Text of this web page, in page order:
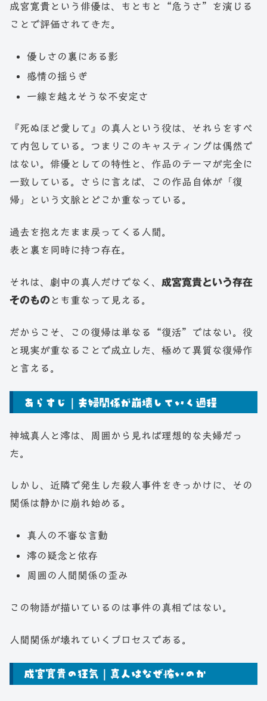
成宮寛貴という俳優は、もともと“危うさ”を演じる
ことで評価されてきた。
優しさの裏にある影
感情の揺らぎ
一線を越えそうな不安定さ
『死ぬほど愛して』の真人という役は、それらをすべ
て内包している。つまりこのキャスティングは偶然で
はない。俳優としての特性と、作品のテーマが完全に
一致している。さらに言えば、この作品自体が「復
帰」という文脈とどこか重なっている。
過去を抱えたまま戻ってくる人間。
表と裏を同時に持つ存在。
それは、劇中の真人だけでなく、 成宮寛貴という存在
そのものとも重なって見える。
だからこそ、この復帰は単なる“復活”ではない。役
と現実が重なることで成立した、極めて異質な復帰作
と言える。
あらすじ｜夫婦関係が崩壊していく過程
神城真人と澪は、周囲から見れば理想的な夫婦だっ
た。
しかし、近隣で発生した殺人事件をきっかけに、その
関係は静かに崩れ始める。
真人の不審な言動
澪の疑念と依存
周囲の人間関係の歪み
この物語が描いているのは事件の真相ではない。
人間関係が壊れていくプロセスである。
成宮寛貴の狂気｜真人はなぜ怖いのか